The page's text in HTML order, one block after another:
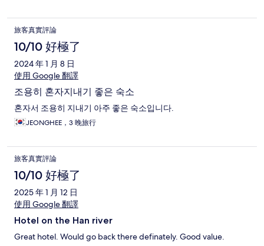
旅客真實評論
10/10 好極了
2024 年 1 月 8 日
使用 Google 翻譯
조용히 혼자지내기 좋은 숙소
혼자서 조용히 지내기 아주 좋은 숙소입니다.
JEONGHEE，3 晚旅行
旅客真實評論
10/10 好極了
2025 年 1 月 12 日
使用 Google 翻譯
Hotel on the Han river
Great hotel. Would go back there definately. Good value.